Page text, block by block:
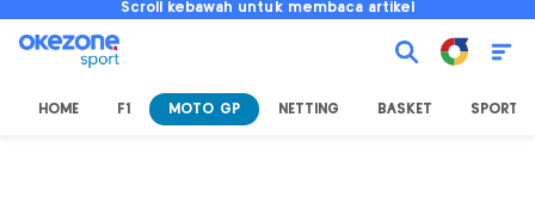
Scroll kebawah untuk membaca artikel
HOME F1 MOTO GP NETTING BASKET SPORT